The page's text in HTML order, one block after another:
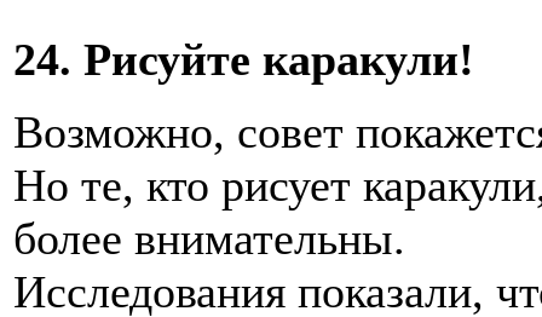
24. Рисуйте каракули!
Возможно, совет
Но те, кто рисует
более внимательны.
Исследования показали,